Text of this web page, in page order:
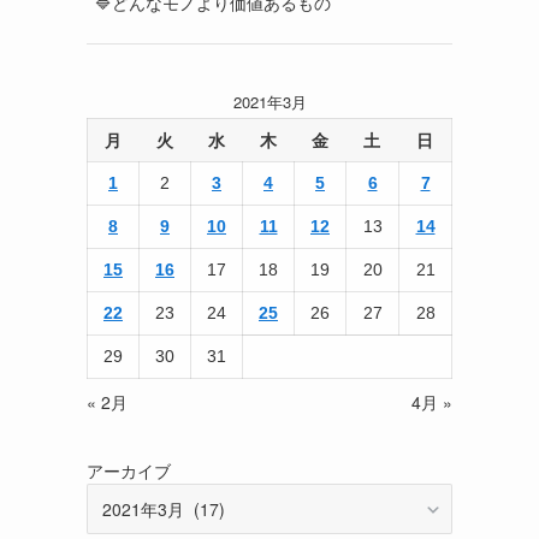
2021年3月
月 火 水 木 金 土 日
1 2 3 4 5 6 7
8 9 10 11 12 13 14
15 16 17 18 19 20 21
22 23 24 25 26 27 28
29 30 31
« 2月 4月 »
アーカイブ